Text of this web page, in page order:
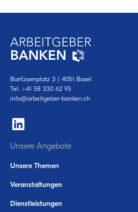
Barfüsserplatz 3 | 4051 Basel
Tel. +41 58 330 62 95
info@arbeitgeber-banken.ch
Unsere Angebote
Unsere Themen
Veranstaltungen
Dienstleistungen